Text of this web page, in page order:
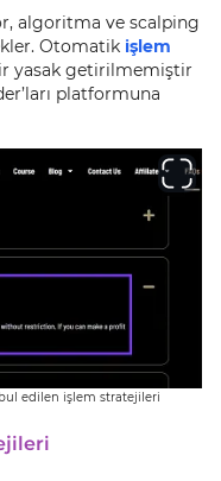
algoritma ve scalping
Otomatik işlem
yasak getirilmemiştir
platformuna
edilen işlem stratejileri